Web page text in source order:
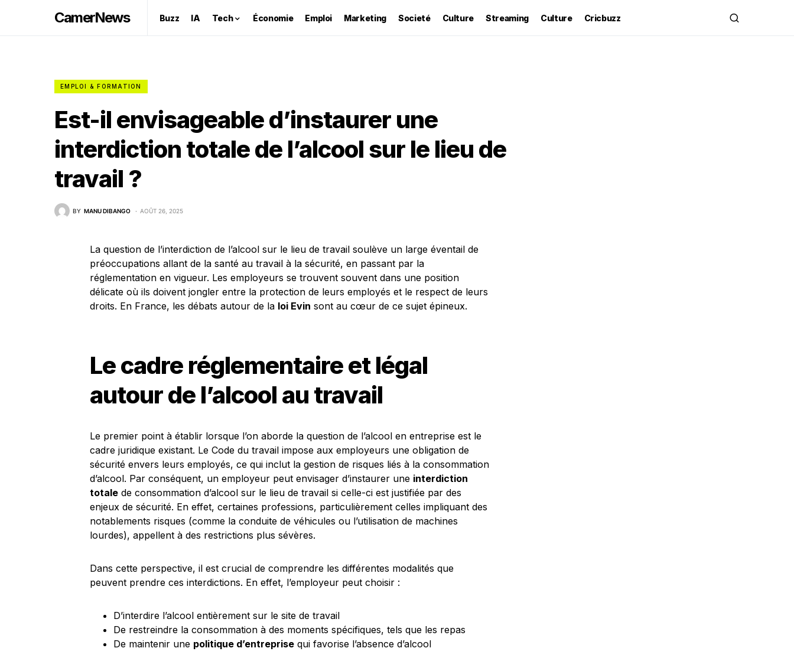
CamerNews Buzz IA Tech Économie Emploi Marketing Societé Culture Streaming Culture Cricbuzz
EMPLOI & FORMATION
Est-il envisageable d’instaurer une
interdiction totale de l’alcool sur le lieu de
travail ?
BY MANU DIBANGO AOÛT 26, 2025
La question de l’interdiction de l’alcool sur le lieu de travail soulève un large éventail de
préoccupations allant de la santé au travail à la sécurité, en passant par la
réglementation en vigueur. Les employeurs se trouvent souvent dans une position
délicate où ils doivent jongler entre la protection de leurs employés et le respect de leurs
droits. En France, les débats autour de la loi Evin sont au cœur de ce sujet épineux.
Le cadre réglementaire et légal
autour de l’alcool au travail
Le premier point à établir lorsque l’on aborde la question de l’alcool en entreprise est le
cadre juridique existant. Le Code du travail impose aux employeurs une obligation de
sécurité envers leurs employés, ce qui inclut la gestion de risques liés à la consommation
d’alcool. Par conséquent, un employeur peut envisager d’instaurer une interdiction
totale de consommation d’alcool sur le lieu de travail si celle-ci est justifiée par des
enjeux de sécurité. En effet, certaines professions, particulièrement celles impliquant des
notablements risques (comme la conduite de véhicules ou l’utilisation de machines
lourdes), appellent à des restrictions plus sévères.
Dans cette perspective, il est crucial de comprendre les différentes modalités que
peuvent prendre ces interdictions. En effet, l’employeur peut choisir :
D’interdire l’alcool entièrement sur le site de travail
De restreindre la consommation à des moments spécifiques, tels que les repas
De maintenir une politique d’entreprise qui favorise l’absence d’alcool